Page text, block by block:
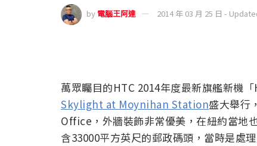
by 電腦王阿達 2014 年 03 月 25 日 -
萬眾矚目的HTC 2014年度最新旗艦新機
Skylight at Moynihan Station盛大舉行
Office，外牆裝飾非常優美，在紐約當地
含33000平方英尺的郵政碼頭，當時是處